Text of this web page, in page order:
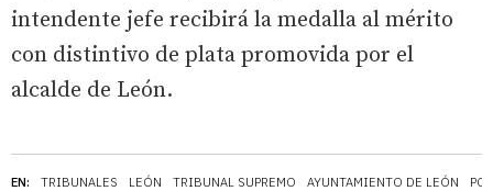
EN: TRIBUNALES LEÓN TRIBUNAL SUPREMO AYUNTAMIENTO DE LEÓN
intendente jefe recibirá la medalla al mérito
con distintivo de plata promovida por el
alcalde de León.